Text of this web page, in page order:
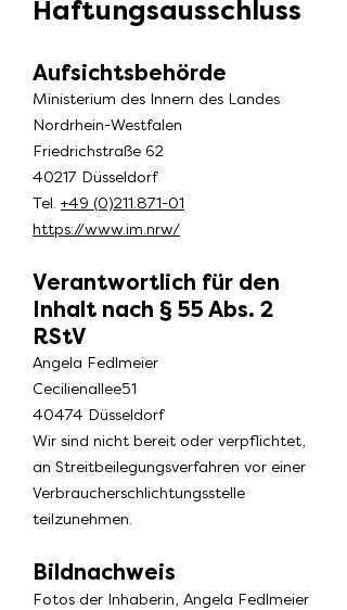
Haftungsausschluss
Aufsichtsbehörde
Ministerium des Innern des Landes
Nordrhein-Westfalen
Friedrichstraße 62
40217 Düsseldorf
Tel. +49 (0)211.871-01
https://www.im.nrw/
Verantwortlich für den
Inhalt nach § 55 Abs. 2
RStV
Angela Fedlmeier
Cecilienallee51
40474 Düsseldorf
Wir sind nicht bereit oder verpflichtet,
an Streitbeilegungsverfahren vor einer
Verbraucherschlichtungsstelle
teilzunehmen.
Bildnachweis
Fotos der Inhaberin, Angela Fedlmeier